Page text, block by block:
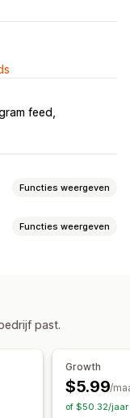
feed
Functies weergeven
tags
Functies weergeven
past.
Growth
$5.99/
of $50.32/jaar